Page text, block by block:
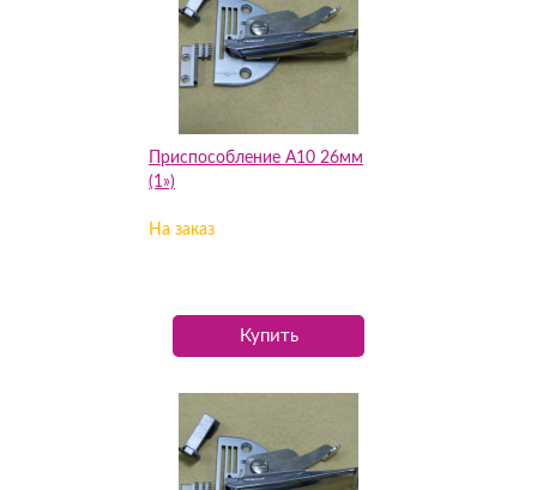
Приспособление А10 26мм
(1»)
На заказ
Купить